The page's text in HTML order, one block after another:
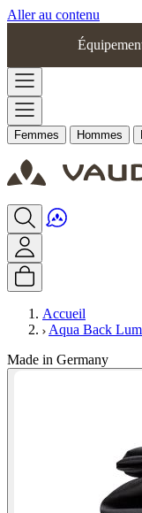
Aller au contenu
Femmes Hommes
Accueil
Aqua Back
Made in Germany